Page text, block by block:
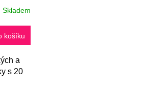
Skladem
košíku
a
s 20